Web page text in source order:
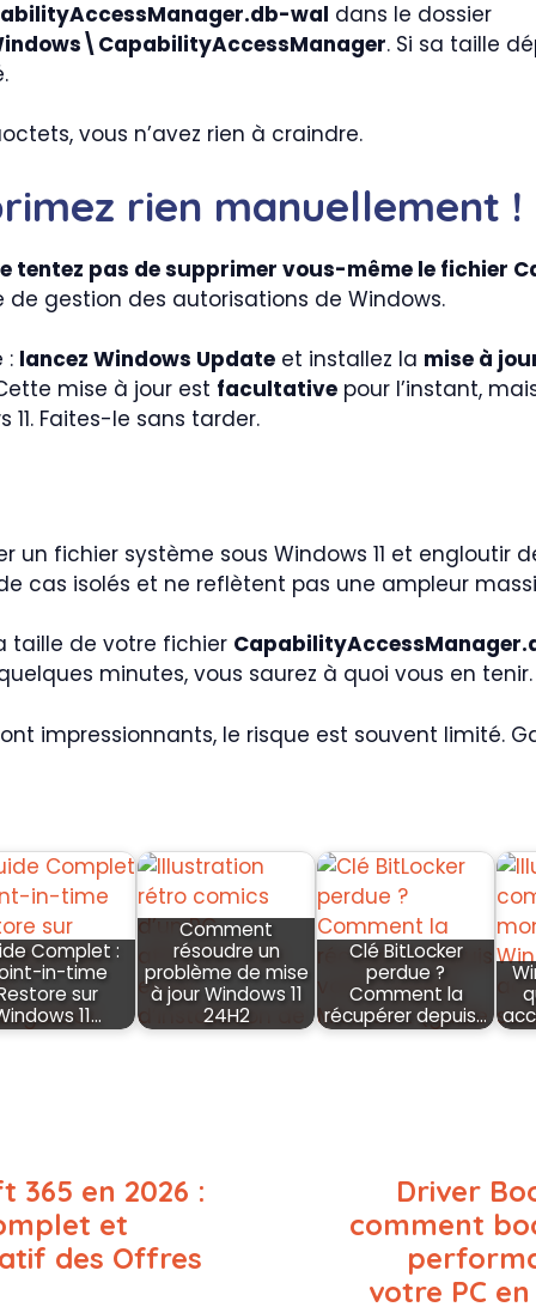
wal dans le dossier
. Si sa taille
vous n’avez rien à craindre.
rien manuellement !
tentez pas de supprimer vous-même le fichier
gestion des autorisations de Windows.
: lancez Windows Update et installez la mise à
mise à jour est facultative pour l’instant,
Faites-le sans tarder.
fichier système sous Windows 11 et engloutir
cas isolés et ne reflètent pas une ampleur
taille de votre fichier
minutes, vous saurez à quoi vous en tenir.
impressionnants, le risque est souvent limité.
Complet :
in-time
sur
11…
Comment
résoudre un
problème de mise
à jour Windows 11
24H2
Clé BitLocker
perdue ?
Comment la
récupérer depuis…
365 en 2026 :
et
des Offres
Driver
comment
votre PC